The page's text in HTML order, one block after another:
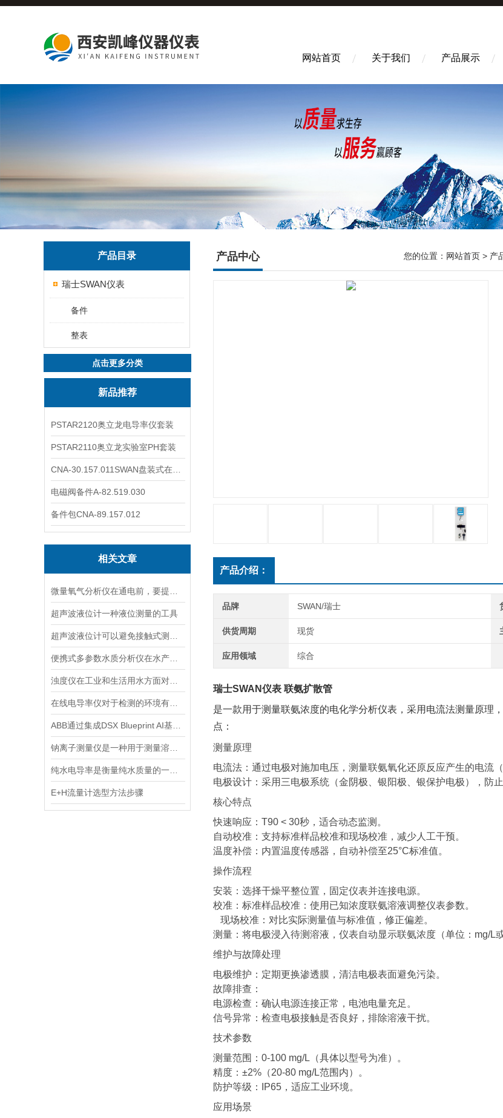
网站首页 关于我们 产品展示
产品目录
瑞士SWAN仪表
备件
整表
点击更多分类
新品推荐
PSTAR2120奥立龙电导率仪套装
PSTAR2110奥立龙实验室PH套装
电磁阀备件A-82.519.030
备件包CNA-89.157.012
相关文章
超声波液位计一种液位测量的工具
E+H流量计选型方法步骤
产品中心 您的位置： 网站首页 > 产
产品介绍：
品牌 SWAN/瑞士
供货周期 现货
应用领域 综合
瑞士SWAN仪表 联氨扩散管
是一款用于测量联氨浓度的电化学分析仪表 ，采用 电流法测量原理
点：
测量原理
电流法：通过电极对施加电压，测量联氨氧化还原反应产生的电流
电极设计：采用三电极系统（金阴极、银阳极、银保护电极），防
核心特点
快速响应：T90 < 30秒，适合动态监测。 ‌
自动校准：支持标准样品校准和现场校准，减少人工干预。 ‌
温度补偿：内置温度传感器，自动补偿至25°C标准值。 ‌
操作流程
安装：选择干燥平整位置，固定仪表并连接电源。 ‌
校准：标准样品校准：使用已知浓度联氨溶液调整仪表参数。 ‌
现场校准：对比实际测量值与标准值，修正偏差。 ‌
测量：将电极浸入待测溶液，仪表自动显示联氨浓度（单位：mg/L
维护与故障处理
电极维护：定期更换渗透膜，清洁电极表面避免污染。 ‌
故障排查：
电源检查：确认电源连接正常，电池电量充足。 ‌
信号异常：检查电极接触是否良好，排除溶液干扰。 ‌
技术参数
测量范围：0-100 mg/L（具体以型号为准）。 ‌
精度：±2%（20-80 mg/L范围内）。 ‌
防护等级：IP65，适应工业环境。 ‌
应用场景